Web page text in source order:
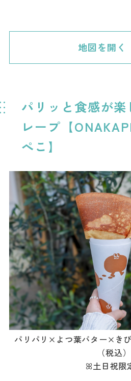
地図を開く
パリッと食感が
レープ【
ぺこ】
パリパリ×よつ葉バター×き
（税込）
ꕤ土日祝限